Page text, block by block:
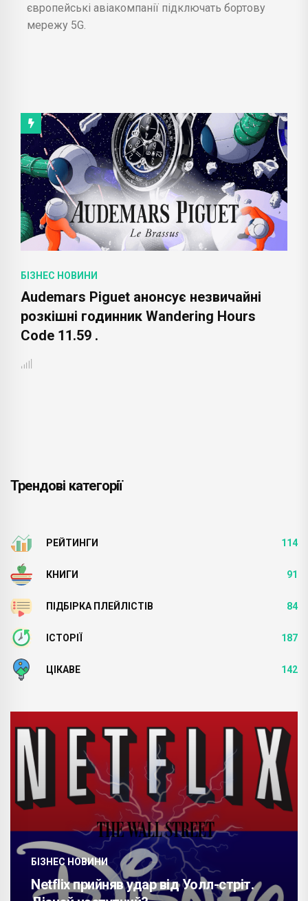
європейські авіакомпанії підключать бортову
мережу 5G.
БІЗНЕС НОВИНИ
Audemars Piguet анонсує незвичайні
розкішні годинник Wandering Hours
Code 11.59 .
Трендові категорії
РЕЙТИНГИ 114
КНИГИ 91
ПІДБІРКА ПЛЕЙЛІСТІВ 84
ІСТОРІЇ 187
ЦІКАВЕ 142
БІЗНЕС НОВИНИ
Netflix прийняв удар від Уолл-стріт.